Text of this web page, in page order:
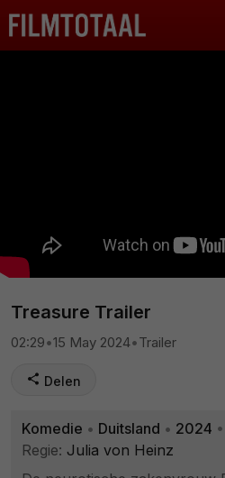
Treasure Trailer
02:29•15 May 2024•Trailer
Delen
Komedie • Duitsland • 2024 •
Regie: Julia von Heinz